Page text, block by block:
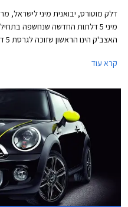
דלק מוטורס, יבואנית מיני
מיני 5 דלתות החדשה שנחשפה
אופנתית אך פסלו אותה בגלל העדר
קרא עוד